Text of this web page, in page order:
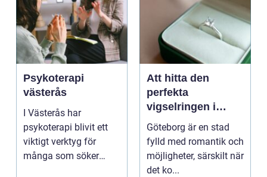
Psykoterapi
västerås
I Västerås har
psykoterapi blivit ett
viktigt verktyg för
många som söker
Att hitta den
perfekta
vigselringen i
Göteborg
Göteborg är en stad
fylld med romantik och
möjligheter, särskilt när
det ko...